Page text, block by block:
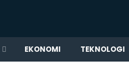
EKONOMI TEKNOLOGI